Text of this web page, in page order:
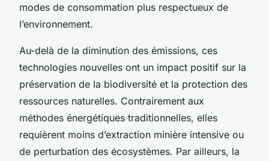
modes de consommation plus respectueux de
l’environnement.
Au-delà de la diminution des émissions, ces
technologies nouvelles ont un impact positif sur la
préservation de la biodiversité et la protection des
ressources naturelles. Contrairement aux
méthodes énergétiques traditionnelles, elles
requièrent moins d’extraction minière intensive ou
de perturbation des écosystèmes. Par ailleurs, la